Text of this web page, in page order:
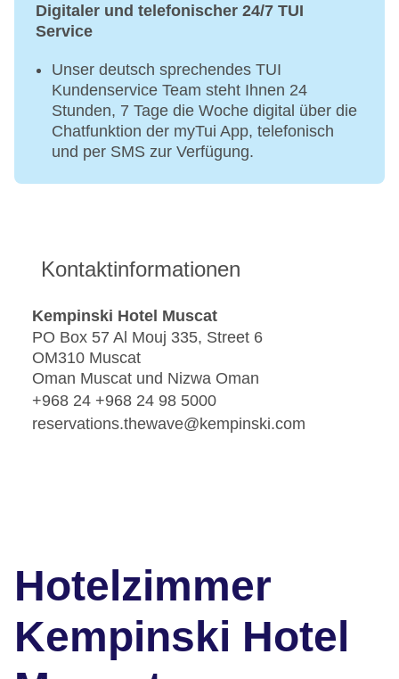
Digitaler und telefonischer 24/7 TUI
Service
Unser deutsch sprechendes TUI
Kundenservice Team steht Ihnen 24
Stunden, 7 Tage die Woche digital über die
Chatfunktion der myTui App, telefonisch
und per SMS zur Verfügung.
Kontaktinformationen
Kempinski Hotel Muscat
PO Box 57 Al Mouj 335, Street 6
OM310 Muscat
Oman Muscat und Nizwa Oman
+968 24 +968 24 98 5000
reservations.thewave@kempinski.com
Hotelzimmer
Kempinski Hotel